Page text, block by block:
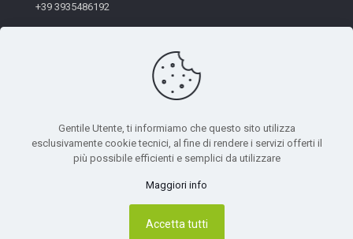
+39 3935486192
© 2026 Unirima. All Rights Reserved. - Codice Fiscale:
Privacy Policy
Gentile Utente, ti informiamo che questo sito utilizza
esclusivamente cookie tecnici, al fine di rendere i servizi offerti il
più possibile efficienti e semplici da utilizzare
Maggiori info
Accetta tutti